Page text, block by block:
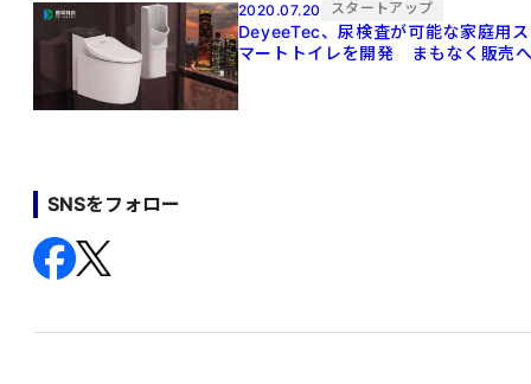
2020.07.20 スタートアップ
DeyeeTec、尿検査が可能な家庭用ス
マートトイレを開発 まもなく販売
SNSをフォロー